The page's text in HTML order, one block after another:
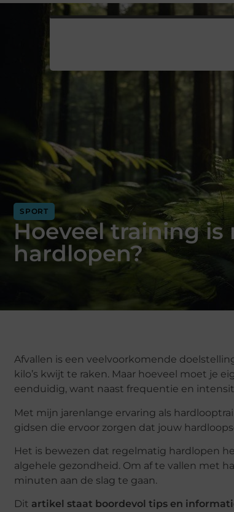
SPORT
Hoeveel training
hardlopen?
Afvallen is een veelvoorkomende
kilo’s kwijt te raken. Maar hoeveel moet je
eenduidig, want naast frequentie en
Met mijn jarenlange ervaring als
gidsen die ervoor zorgen dat jouw
Het is bewezen dat regelmatig hardlopen
algehele gezondheid. Om af te vallen met
minuten aan de slag te gaan.
Dit artikel staat boordevol tips en